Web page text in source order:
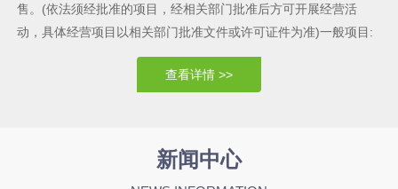
售。(依法须经批准的项目，经相关部门批准后方可开展经营活
动，具体经营项目以相关部门批准文件或许可证件为准)一般项目:
技术服务、技术开发、技术咨询、技术交流、技术转让、技术推广;
软件开发:软件外包服务;网络技术服务:网络与信息安全软件开发平
务:企业管理:企业管理咨询。(除 依法须经批准的项目外，凭营业执
照依法自主开展经营活动) (不得从事国家和本市产业政策禁止和限
查看详情 >>
新闻中心